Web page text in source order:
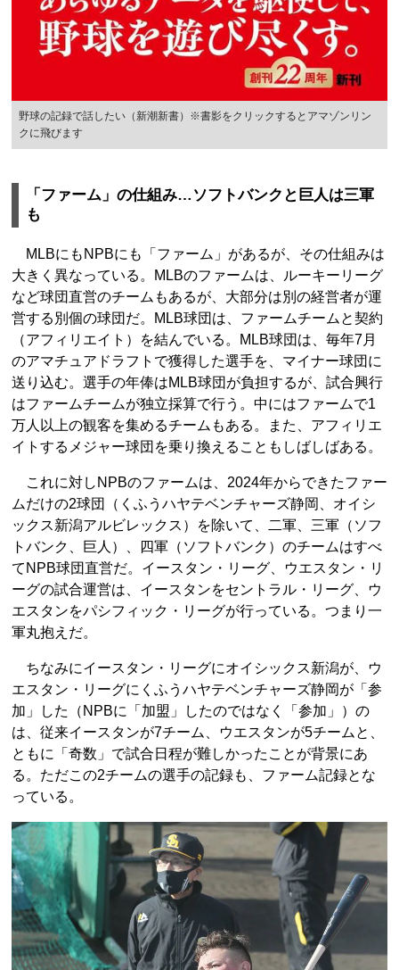
野球の記録で話したい（新潮新書）※書影をクリックするとアマゾンリン
クに飛びます
「ファーム」の仕組み…ソフトバンクと巨人は三軍
も
MLBにもNPBにも「ファーム」があるが、その仕組みは
大きく異なっている。MLBのファームは、ルーキーリーグ
など球団直営のチームもあるが、大部分は別の経営者が運
営する別個の球団だ。MLB球団は、ファームチームと契約
（アフィリエイト）を結んでいる。MLB球団は、毎年7月
のアマチュアドラフトで獲得した選手を、マイナー球団に
送り込む。選手の年俸はMLB球団が負担するが、試合興行
はファームチームが独立採算で行う。中にはファームで1
万人以上の観客を集めるチームもある。また、アフィリエ
イトするメジャー球団を乗り換えることもしばしばある。
これに対しNPBのファームは、2024年からできたファー
ムだけの2球団（くふうハヤテベンチャーズ静岡、オイシ
ックス新潟アルビレックス）を除いて、二軍、三軍（ソフ
トバンク、巨人）、四軍（ソフトバンク）のチームはすべ
てNPB球団直営だ。イースタン・リーグ、ウエスタン・リ
ーグの試合運営は、イースタンをセントラル・リーグ、ウ
エスタンをパシフィック・リーグが行っている。つまり一
軍丸抱えだ。
ちなみにイースタン・リーグにオイシックス新潟が、ウ
エスタン・リーグにくふうハヤテベンチャーズ静岡が「参
加」した（NPBに「加盟」したのではなく「参加」）の
は、従来イースタンが7チーム、ウエスタンが5チームと、
ともに「奇数」で試合日程が難しかったことが背景にあ
る。ただこの2チームの選手の記録も、ファーム記録とな
っている。